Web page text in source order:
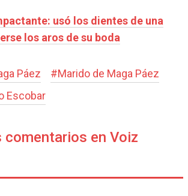
usó los dientes de una
los aros de su boda
Páez #Marido de Maga Páez
Escobar
comentarios en Voiz